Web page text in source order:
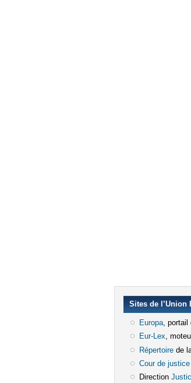
Sites de l’Union
Europa(le lien
, portail
Eur-Lex(le lien
,
Répertoire(le
de
Cour de
Direction